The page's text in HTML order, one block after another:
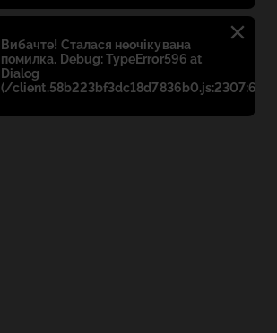
Błąd:
Вибачте! Сталася неочікувана
помилка. Debug: TypeError596 at
Dialog
(/client.58b223bf3dc18d7836b0.js:2307:698)